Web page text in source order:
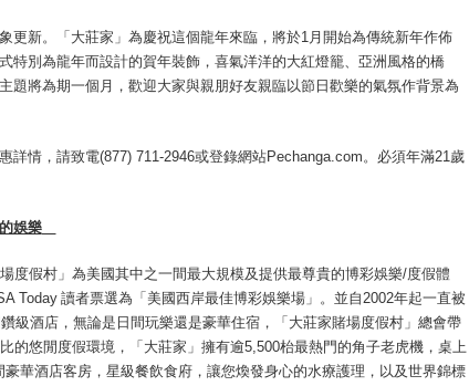
更新。「大莊家」為慶祝這個龍年來臨，將於1月開始為傳統新年作佈
特別為龍年而設計的賀年裝飾，喜氣洋洋的大紅燈籠、亞洲風格的橋
題將為期一個月，歡迎大家與親朋好友親臨以節日歡樂的氣氛作背景為
詳情，請致電(877) 711-2946或登錄網站Pechanga.com。必須年滿21歲
娛樂
場度假村」為美國其中之一間最大規模及提供最尊貴的博彩娛樂/度假體
Today 讀者票選為「美國西岸最佳博彩娛樂場」。並自2002年起一直被
級酒店，無論是日間玩樂還是豪華住宿，「大莊家賭場度假村」總會帶
的悠閒度假環境，「大莊家」擁有逾5,500枱最熱門的角子老虎機，桌上
華酒店客房，星級餐飲食府，讓您煥發身心的水療護理，以及世界錦標